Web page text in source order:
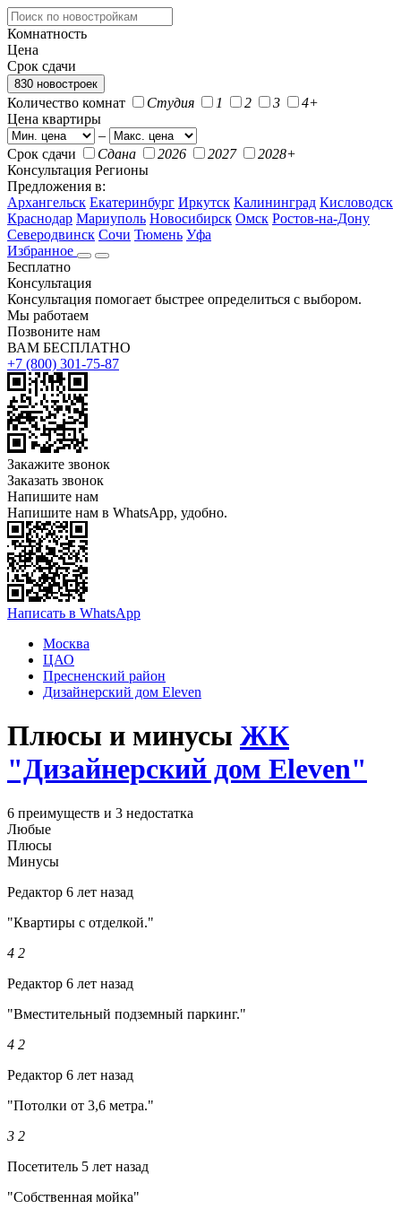
Комнатность
Цена
Срок сдачи
830 новостроек
Количество комнат Студия 1 2 3
4+
Цена квартиры
–
Срок сдачи
Сдана 2026 2027
2028+
Консультация Регионы
Предложения в:
Архангельск Екатеринбург Иркутск Калининград Кисловодск
Краснодар Мариуполь Новосибирск Омск Ростов-на-Дону
Северодвинск Сочи Тюмень Уфа
Избранное
Бесплатно
Консультация
Консультация помогает быстрее определиться с выбором.
Мы работаем
Позвоните нам
ВАМ БЕСПЛАТНО
+7 (800) 301-75-87
Закажите звонок
Заказать звонок
Напишите нам
Напишите нам в WhatsApp, удобно.
Написать в WhatsApp
Москва
ЦАО
Пресненский район
Дизайнерский дом Eleven
Плюсы и минусы ЖК
"Дизайнерский дом Eleven"
6 преимуществ и 3 недостатка
Любые
Плюсы
Минусы
Редактор 6 лет назад
"Квартиры с отделкой."
4 2
Редактор 6 лет назад
"Вместительный подземный паркинг."
4 2
Редактор 6 лет назад
"Потолки от 3,6 метра."
3 2
Посетитель 5 лет назад
"Собственная мойка"